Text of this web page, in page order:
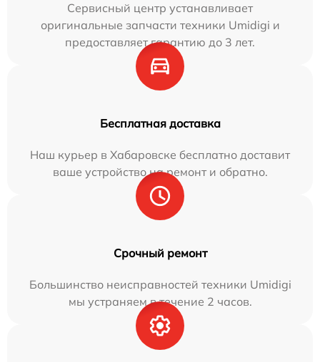
Сервисный центр устанавливает
оригинальные запчасти техники Umidigi и
предоставляет гарантию до 3 лет.
Бесплатная доставка
Наш курьер в Хабаровске бесплатно доставит
ваше устройство на ремонт и обратно.
Срочный ремонт
Большинство неисправностей техники Umidigi
мы устраняем в течение 2 часов.